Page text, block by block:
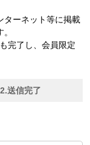
ターネット等に掲載
完了し、会員限定
2.送信完了